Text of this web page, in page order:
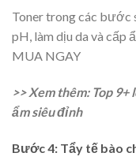
Toner trong các bước
pH, làm dịu da và cấp
MUA NGAY
>> Xem thêm: Top 9+
ẩm siêu đỉnh
Bước 4: Tẩy tế bào